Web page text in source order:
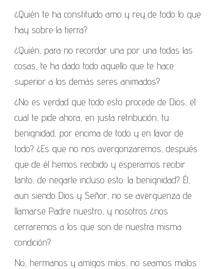
¿Quién te ha constituido amo y rey de todo lo que
hay sobre la tierra?
¿Quién, para no recordar una por una todas las
cosas, te ha dado todo aquello que te hace
superior a los demás seres animados?
¿No es verdad que todo esto procede de Dios, el
cual te pide ahora, en justa retribución, tu
benignidad, por encima de todo y en favor de
todo? ¿Es que no nos avergonzaremos, después
que de él hemos recibido y esperamos recibir
tanto, de negarle incluso esto: la benignidad? Él,
aun siendo Dios y Señor, no se avergüenza de
llamarse Padre nuestro, y nosotros ¿nos
cerraremos a los que son de nuestra misma
condición?
No, hermanos y amigos míos, no seamos malos